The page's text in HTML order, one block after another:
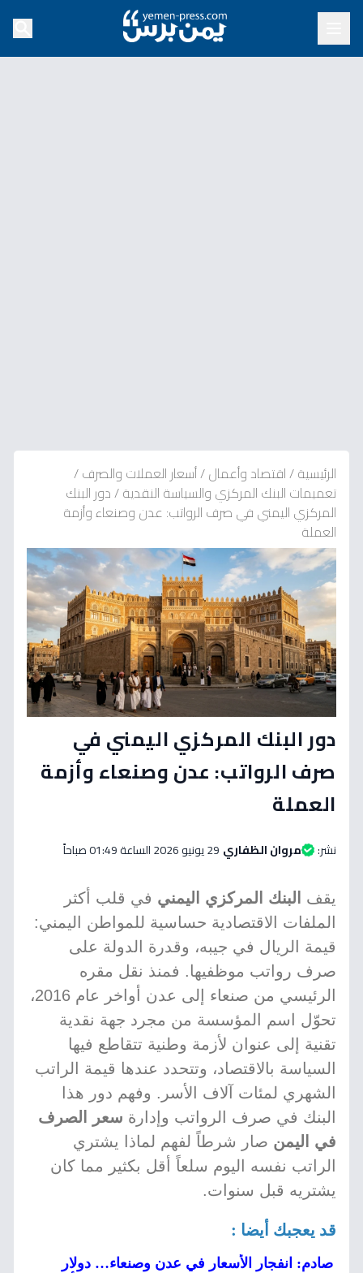
الرئيسية/اقتصاد وأعمال/أسعار العملات والصرف/
تعميمات البنك المركزي والسياسة النقدية/دور البنك
المركزي اليمني في صرف الرواتب: عدن وصنعاء وأزمة
العملة
دور البنك المركزي اليمني في
صرف الرواتب: عدن وصنعاء وأزمة
العملة
نشر: مروان الظفاري 29 يونيو 2026 الساعة 01:49 صباحاً
يقف البنك المركزي اليمني في قلب أكثر
الملفات الاقتصادية حساسية للمواطن اليمني:
قيمة الريال في جيبه، وقدرة الدولة على
صرف رواتب موظفيها. فمنذ نقل مقره
الرئيسي من صنعاء إلى عدن أواخر عام 2016،
تحوّل اسم المؤسسة من مجرد جهة نقدية
تقنية إلى عنوان لأزمة وطنية تتقاطع فيها
السياسة بالاقتصاد، وتتحدد عندها قيمة الراتب
الشهري لمئات آلاف الأسر. وفهم دور هذا
البنك في صرف الرواتب وإدارة سعر الصرف
في اليمن صار شرطاً لفهم لماذا يشتري
الراتب نفسه اليوم سلعاً أقل بكثير مما كان
يشتريه قبل سنوات.
قد يعجبك أيضا :
صادم: انفجار الأسعار في عدن وصنعاء… دولار